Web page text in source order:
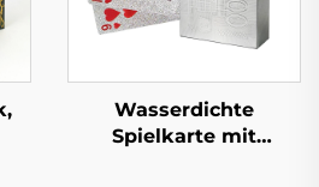
Wasserdichte
Spielkarte mit